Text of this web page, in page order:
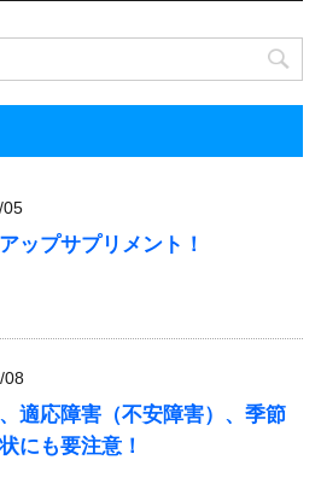
05
ップサプリメント！
08
適応障害（不安障害）、季節
にも要注意！